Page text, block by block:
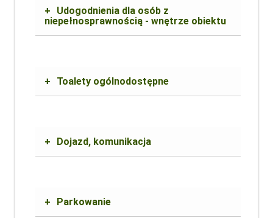
+
Udogodnienia dla osób z
niepełnosprawnością - wnętrze obiektu
+ Toalety ogólnodostępne
+ Dojazd, komunikacja
+ Parkowanie